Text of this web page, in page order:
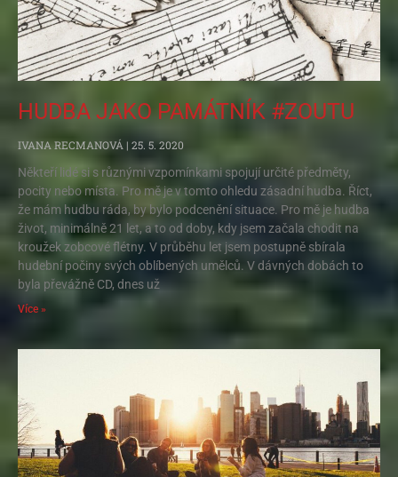
HUDBA JAKO PAMÁTNÍK #ZOUTU
IVANA RECMANOVÁ
25. 5. 2020
Někteří lidé si s různými vzpomínkami spojují určité předměty,
pocity nebo místa. Pro mě je v tomto ohledu zásadní hudba. Říct,
že mám hudbu ráda, by bylo podcenění situace. Pro mě je hudba
život, minimálně 21 let, a to od doby, kdy jsem začala chodit na
kroužek zobcové flétny. V průběhu let jsem postupně sbírala
hudební počiny svých oblíbených umělců. V dávných dobách to
byla převážně CD, dnes už
Více »